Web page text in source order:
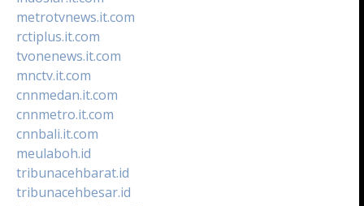
metrotvnews.it.com
rctiplus.it.com
tvonenews.it.com
mnctv.it.com
cnnmedan.it.com
cnnmetro.it.com
cnnbali.it.com
meulaboh.id
tribunacehbarat.id
tribunacehbesar.id